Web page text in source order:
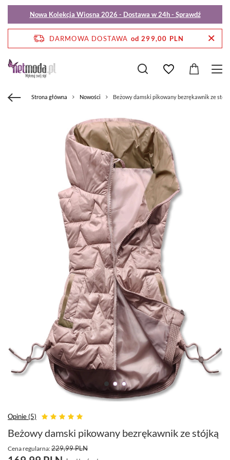
Nowa Kolekcja Wiosna 2026 - Dostawa w 24h - Sprawdź
DARMOWA DOSTAWA od 299,00 PLN
Strona główna Nowości Beżowy damski pikowany bezrękawnik ze
Opinie (5)
Beżowy damski pikowany bezrękawnik ze stójką
Cena regularna:229,99 PLN